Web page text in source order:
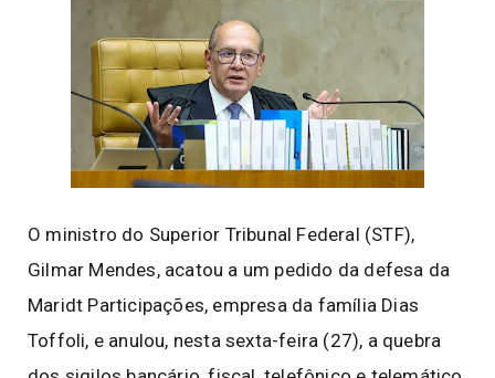
O ministro do Superior Tribunal Federal (STF),
Gilmar Mendes, acatou a um pedido da defesa da
Maridt Participações, empresa da família Dias
Toffoli, e anulou, nesta sexta-feira (27), a quebra